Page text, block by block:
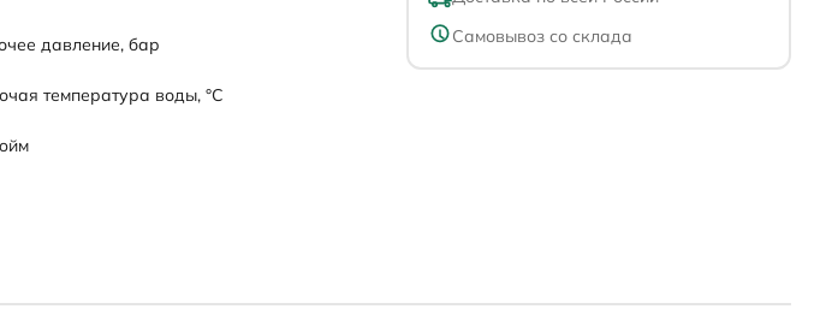
Самовывоз со склада
давление, бар
температура воды, °C